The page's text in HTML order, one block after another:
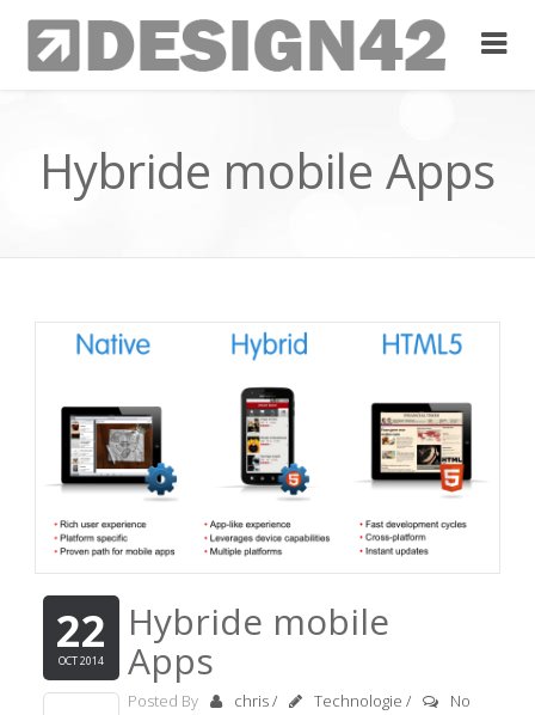
Hybride mobile Apps
22
OCT 2014
Hybride mobile
Apps
Posted By chris/ Technologie /
No